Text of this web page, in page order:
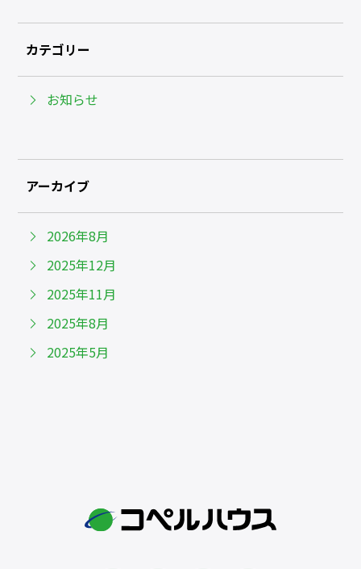
カテゴリー
お知らせ
アーカイブ
2026年8月
2025年12月
2025年11月
2025年8月
2025年5月